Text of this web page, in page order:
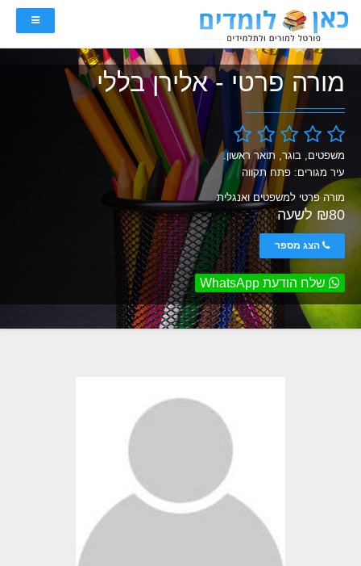
מורה פרטי - אלירן בללי
משפטים, בוגר, תואר ראשון.
עיר מגורים: פתח תקווה
מורה פרטי למשפטים ואנגלית
₪80 לשעה
הצג מספר
שלח הודעת WhatsApp